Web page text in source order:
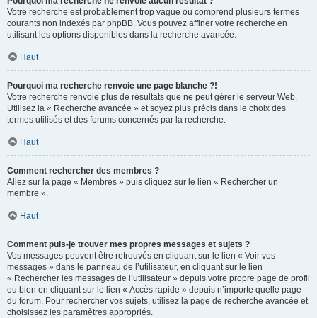
Votre recherche est probablement trop vague ou comprend plusieurs termes
courants non indexés par phpBB. Vous pouvez affiner votre recherche en
utilisant les options disponibles dans la recherche avancée.
Haut
Pourquoi ma recherche renvoie une page blanche ?!
Votre recherche renvoie plus de résultats que ne peut gérer le serveur Web.
Utilisez la « Recherche avancée » et soyez plus précis dans le choix des
termes utilisés et des forums concernés par la recherche.
Haut
Comment rechercher des membres ?
Allez sur la page « Membres » puis cliquez sur le lien « Rechercher un
membre ».
Haut
Comment puis-je trouver mes propres messages et sujets ?
Vos messages peuvent être retrouvés en cliquant sur le lien « Voir vos
messages » dans le panneau de l’utilisateur, en cliquant sur le lien
« Rechercher les messages de l’utilisateur » depuis votre propre page de profil
ou bien en cliquant sur le lien « Accès rapide » depuis n’importe quelle page
du forum. Pour rechercher vos sujets, utilisez la page de recherche avancée et
choisissez les paramètres appropriés.